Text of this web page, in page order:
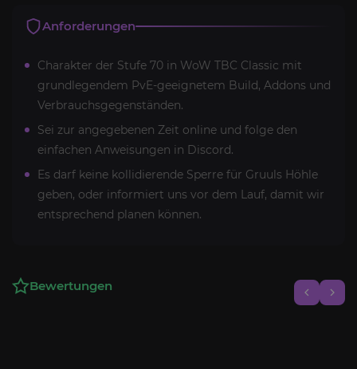
Anforderungen
Charakter der Stufe 70 in WoW TBC Classic mit
grundlegendem PvE-geeignetem Build, Addons und
Verbrauchsgegenständen.
Sei zur angegebenen Zeit online und folge den
einfachen Anweisungen in Discord.
Es darf keine kollidierende Sperre für Gruuls Höhle
geben, oder informiert uns vor dem Lauf, damit wir
entsprechend planen können.
Bewertungen